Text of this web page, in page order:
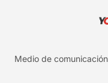
Medio de